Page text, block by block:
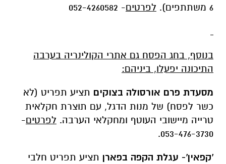
6 משתתפים).
לפרטים- 052-4260582
בנוסף, בחג הפסח גם אתרי הקולינריה בערבה
התיכונה יפעלו, ביניהם:
מסעדת פרם אורסולה בצוקים תציע תפריט (לא
כשר לפסח) של מנות הדגל, עם תוצרת חקלאית
טרייה מיישובי העוטף ומחקלאי הערבה. לפרטים-
053-476-3730.
'קפאין'- עגלת הקפה בפארן תציע תפריט חלבי